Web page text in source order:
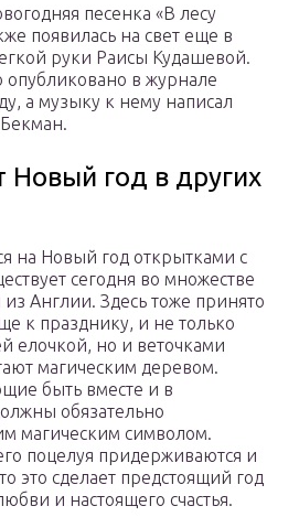
песенка «В лесу
появилась на свет еще в
руки Раисы Кудашевой.
в журнале
а музыку к нему написал
Новый год в других
на Новый год открытками с
сегодня во множестве
Англии. Здесь тоже принято
к празднику, и не только
елочкой, но и веточками
магическим деревом.
быть вместе и в
обязательно
магическим символом.
поцелуя придерживаются и
это сделает предстоящий год
и настоящего счастья.